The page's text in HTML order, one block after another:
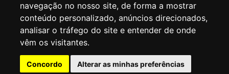
navegação no nosso site, de forma a mostrar
conteúdo personalizado, anúncios direcionados,
analisar o tráfego do site e entender de onde
vêm os visitantes.
Concordo Alterar as minhas preferências
SECRETARIA DE EDUCAÇÃO
Rua Claudino Barbosa, 313 - Macedo - Guarulhos/SP CEP 07113-040
Central de Atendimento: *55 11 2475-7300